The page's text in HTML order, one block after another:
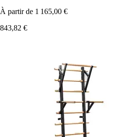
À partir de 1 165,00 €
843,82 €